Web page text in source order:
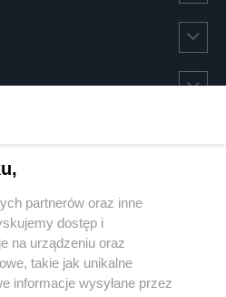
partnerów oraz inne
dostęp i
na urządzeniu oraz
takie jak unikalne
informacje wysyłane przez